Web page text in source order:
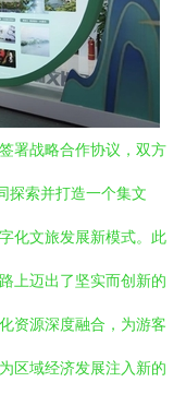
署战略合作协议，双方
探索并打造一个集文
化文旅发展新模式。此
上迈出了坚实而创新的
资源深度融合，为游客
区域经济发展注入新的